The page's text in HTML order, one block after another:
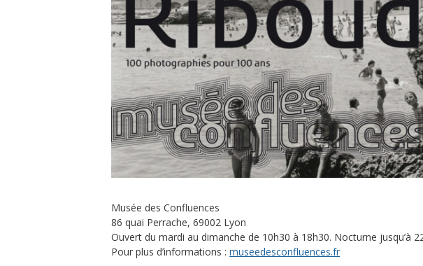
Musée des Confluences
86 quai Perrache, 69002 Lyon
Ouvert du mardi au dimanche de 10h30 à 18h30. Nocturne jusqu’à
Pour plus d’informations :museedesconfluences.fr